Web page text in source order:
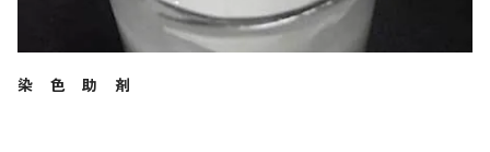
染 色 助 剤